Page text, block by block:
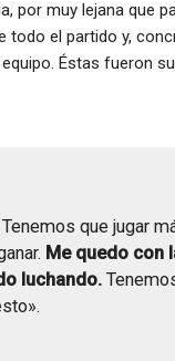
por muy lejana que
todo el partido y,
Éstas fueron
que jugar
Me quedo con
luchando.